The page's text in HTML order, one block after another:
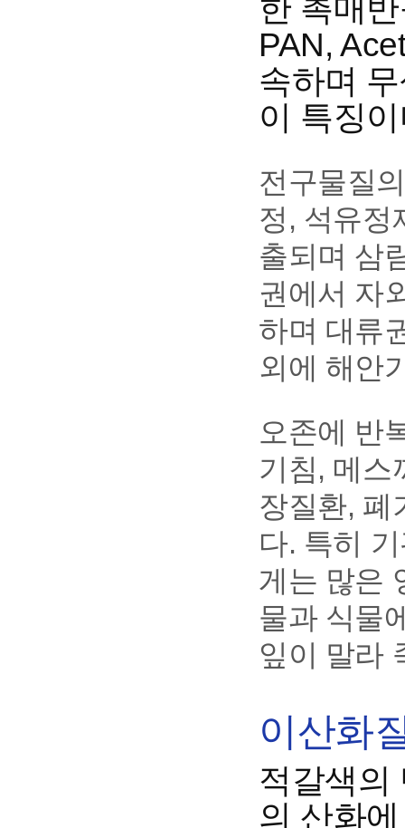
한 촉매
PAN,
속하며
이 특징
전구물질
정, 석유정
출되며 삼
권에서 자
하며 대류
외에 해안
오존에 반
기침, 메스
장질환, 폐
다. 특히
게는 많은
물과 식물
잎이 말라
이산화
적갈색의
의 산화